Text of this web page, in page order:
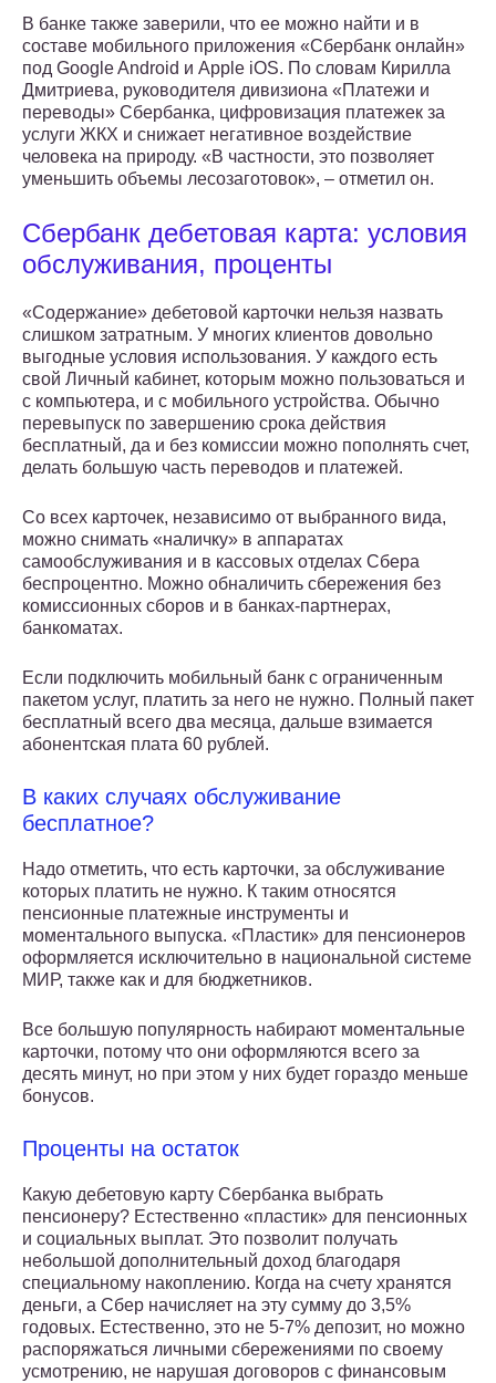
В банке также заверили, что ее можно найти и в
составе мобильного приложения «Сбербанк онлайн»
под Google Android и Apple iOS. По словам Кирилла
Дмитриева, руководителя дивизиона «Платежи и
переводы» Сбербанка, цифровизация платежек за
услуги ЖКХ и снижает негативное воздействие
человека на природу. «В частности, это позволяет
уменьшить объемы лесозаготовок», – отметил он.
Сбербанк дебетовая карта: условия
обслуживания, проценты
«Содержание» дебетовой карточки нельзя назвать
слишком затратным. У многих клиентов довольно
выгодные условия использования. У каждого есть
свой Личный кабинет, которым можно пользоваться и
с компьютера, и с мобильного устройства. Обычно
перевыпуск по завершению срока действия
бесплатный, да и без комиссии можно пополнять счет,
делать большую часть переводов и платежей.
Со всех карточек, независимо от выбранного вида,
можно снимать «наличку» в аппаратах
самообслуживания и в кассовых отделах Сбера
беспроцентно. Можно обналичить сбережения без
комиссионных сборов и в банках-партнерах,
банкоматах.
Если подключить мобильный банк с ограниченным
пакетом услуг, платить за него не нужно. Полный пакет
бесплатный всего два месяца, дальше взимается
абонентская плата 60 рублей.
В каких случаях обслуживание
бесплатное?
Надо отметить, что есть карточки, за обслуживание
которых платить не нужно. К таким относятся
пенсионные платежные инструменты и
моментального выпуска. «Пластик» для пенсионеров
оформляется исключительно в национальной системе
МИР, также как и для бюджетников.
Все большую популярность набирают моментальные
карточки, потому что они оформляются всего за
десять минут, но при этом у них будет гораздо меньше
бонусов.
Проценты на остаток
Какую дебетовую карту Сбербанка выбрать
пенсионеру? Естественно «пластик» для пенсионных
и социальных выплат. Это позволит получать
небольшой дополнительный доход благодаря
специальному накоплению. Когда на счету хранятся
деньги, а Сбер начисляет на эту сумму до 3,5%
годовых. Естественно, это не 5-7% депозит, но можно
распоряжаться личными сбережениями по своему
усмотрению, не нарушая договоров с финансовым